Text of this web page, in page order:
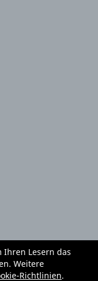
Fahrräder
Mietgeräte
Ihren Lesern das
Weitere
Richtlinien.